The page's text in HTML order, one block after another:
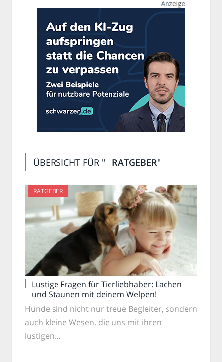
ÜBERSICHT FÜR " RATGEBER"
RATGEBER
Lustige Fragen für Tierliebhaber: Lachen
und Staunen mit deinem Welpen!
Hunde sind nicht nur treue Begleiter, sondern
auch kleine Wesen, die uns mit ihren
lustigen…